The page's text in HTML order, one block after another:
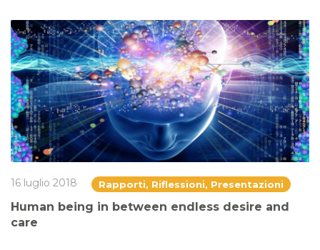
16 luglio 2018 Rapporti, Riflessioni, Presentazioni
Human being in between endless desire and
care